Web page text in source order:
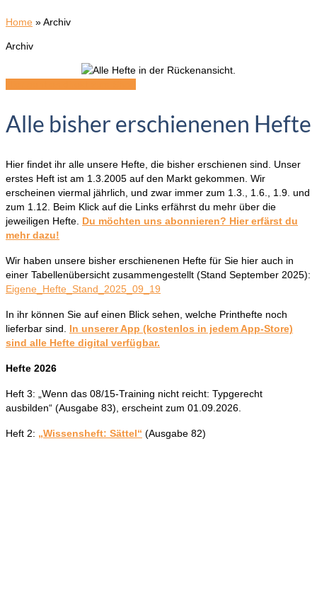
Home »Archiv
Archiv
Alle bisher erschienenen Hefte
Hier findet ihr alle unsere Hefte, die bisher erschienen sind. Unser
erstes Heft ist am 1.3.2005 auf den Markt gekommen. Wir
erscheinen viermal jährlich, und zwar immer zum 1.3., 1.6., 1.9. und
zum 1.12. Beim Klick auf die Links erfährst du mehr über die
jeweiligen Hefte. Du möchten uns abonnieren? Hier erfärst du
mehr dazu!
Wir haben unsere bisher erschienenen Hefte für Sie hier auch in
einer Tabellenübersicht zusammengestellt (Stand September 2025):
Eigene_Hefte_Stand_2025_09_19
In ihr können Sie auf einen Blick sehen, welche Printhefte noch
lieferbar sind. In unserer App (kostenlos in jedem App-Store)
sind alle Hefte digital verfügbar.
Hefte 2026
Heft 3: „Wenn das 08/15-Training nicht reicht: Typgerecht
ausbilden“ (Ausgabe 83), erscheint zum 01.09.2026.
Heft 2: „Wissensheft: Sättel“ (Ausgabe 82)